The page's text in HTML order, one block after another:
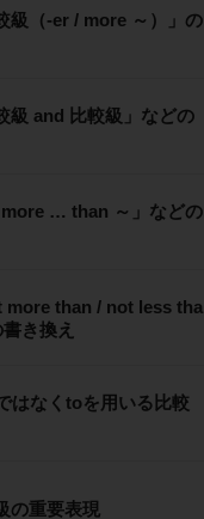
級（-er / more ～）」の
級 and 比較級」などの
more … than ～」などの
more than / not less tha
き換え
はなくtoを用いる比較
の重要表現